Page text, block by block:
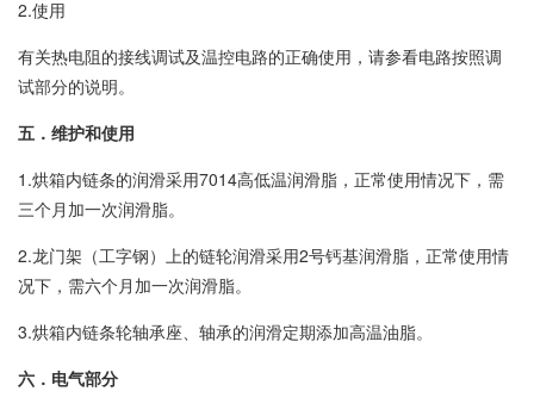
2.使用
有关热电阻的接线调试及温控电路的正确使用，请参看电路按照调
试部分的说明。
五．维护和使用
1.烘箱内链条的润滑采用7014高低温润滑脂，正常使用情况下，需
三个月加一次润滑脂。
2.龙门架（工字钢）上的链轮润滑采用2号钙基润滑脂，正常使用情
况下，需六个月加一次润滑脂。
3.烘箱内链条轮轴承座、轴承的润滑定期添加高温油脂。
六．电气部分